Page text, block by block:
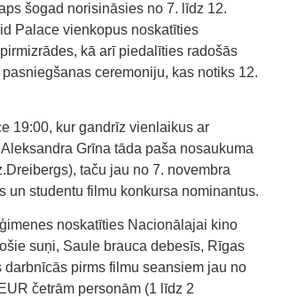
šogad norisināsies no 7. līdz 12.
Palace vienkopus noskatīties
kā arī piedalīties radošās
ceremoniju, kas notiks 12.
19:00, kur gandrīz vienlaikus ar
Grīna tāda paša nosaukuma
taču jau no 7. novembra
studentu filmu konkursa nominantus.
noskatīties Nacionālajai kino
suņi, Saule brauca debesīs, Rīgas
pirms filmu seansiem jau no
četrām personām (1 līdz 2